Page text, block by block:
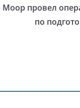
Моор провел
по